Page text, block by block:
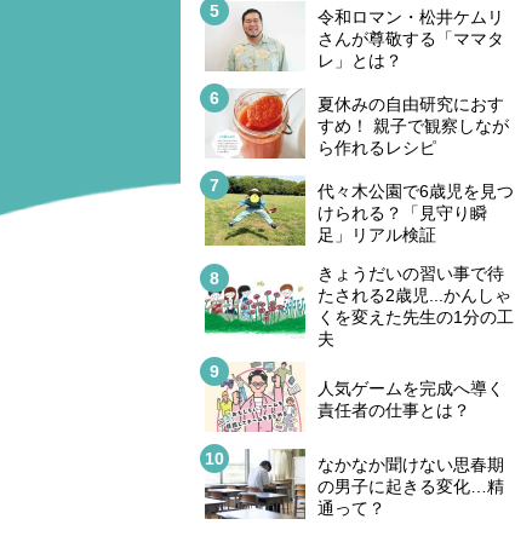
令和ロマン・松井ケムリ
さんが尊敬する「ママタ
レ」とは？
夏休みの自由研究におす
すめ！ 親子で観察しなが
ら作れるレシピ
代々木公園で6歳児を見つ
けられる？「見守り瞬
足」リアル検証
きょうだいの習い事で待
たされる2歳児...かんしゃ
くを変えた先生の1分の工
夫
人気ゲームを完成へ導く
責任者の仕事とは？
なかなか聞けない思春期
の男子に起きる変化…精
通って？